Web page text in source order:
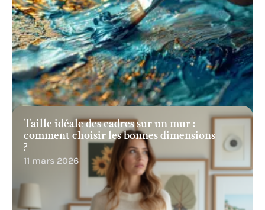
Taille idéale des cadres sur un mur :
comment choisir les bonnes dimensions
?
11 mars 2026